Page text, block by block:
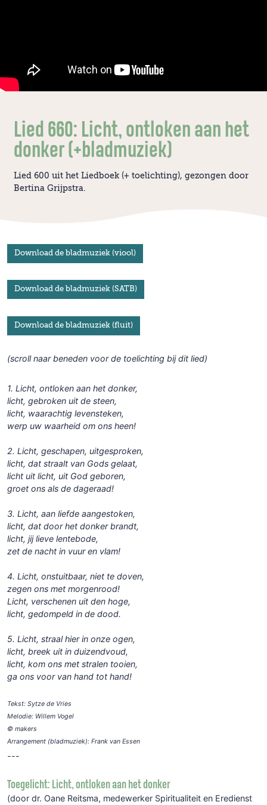
Lied 660: Licht, ontloken aan het
donker (+bladmuziek)
Lied 600 uit het Liedboek (+ toelichting), gezongen door
Bertina Grijpstra.
Download de bladmuziek (viool)
Download de bladmuziek (SATB)
Download de bladmuziek (fluit)
(scroll naar beneden voor de toelichting bij dit lied)
1. Licht, ontloken aan het donker,
licht, gebroken uit de steen,
licht, waarachtig levensteken,
werp uw waarheid om ons heen!
2. Licht, geschapen, uitgesproken,
licht, dat straalt van Gods gelaat,
licht uit licht, uit God geboren,
groet ons als de dageraad!
3. Licht, aan liefde aangestoken,
licht, dat door het donker brandt,
licht, jij lieve lentebode,
zet de nacht in vuur en vlam!
4. Licht, onstuitbaar, niet te doven,
zegen ons met morgenrood!
Licht, verschenen uit den hoge,
licht, gedompeld in de dood.
5. Licht, straal hier in onze ogen,
licht, breek uit in duizendvoud,
licht, kom ons met stralen tooien,
ga ons voor van hand tot hand!
Tekst: Sytze de Vries
Melodie: Willem Vogel
© makers
Arrangement (bladmuziek): Frank van Essen
---
Toegelicht: Licht, ontloken aan het donker
(door dr. Oane Reitsma, medewerker Spiritualiteit en Eredienst